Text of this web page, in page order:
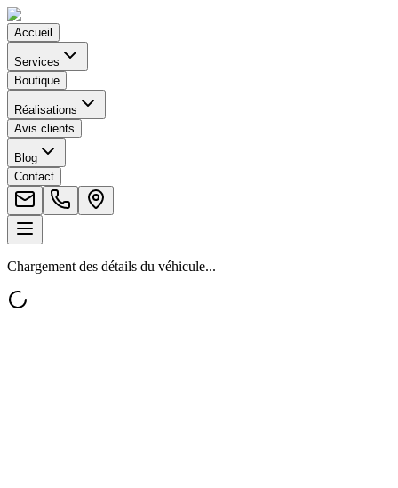
Accueil
Services
Boutique
Réalisations
Avis clients
Blog
Contact
Chargement des détails du véhicule...